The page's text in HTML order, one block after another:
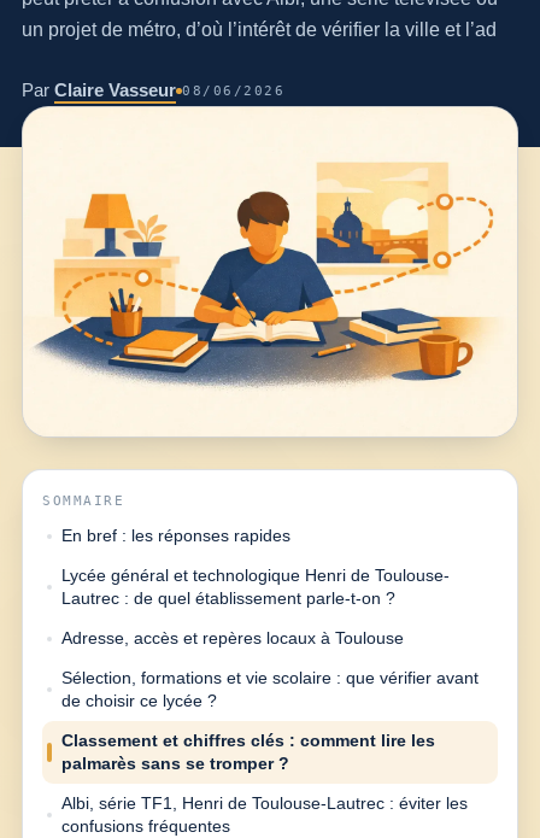
un projet de métro, d’où l’intérêt de vérifier la ville et l’ad
Par Claire Vasseur 08/06/2026
SOMMAIRE
En bref : les réponses rapides
Lycée général et technologique Henri de Toulouse-
Lautrec : de quel établissement parle-t-on ?
Adresse, accès et repères locaux à Toulouse
Sélection, formations et vie scolaire : que vérifier avant
de choisir ce lycée ?
Classement et chiffres clés : comment lire les
palmarès sans se tromper ?
Albi, série TF1, Henri de Toulouse-Lautrec : éviter les
confusions fréquentes